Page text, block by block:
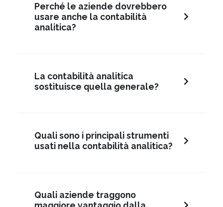
Perché le aziende dovrebbero
usare anche la contabilità
analitica?
La contabilità analitica
sostituisce quella generale?
Quali sono i principali strumenti
usati nella contabilità analitica?
Quali aziende traggono